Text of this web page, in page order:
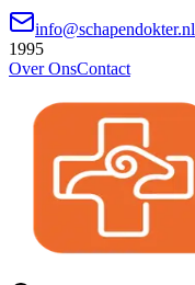
info@schapendokter.nl
1995
Over OnsContact